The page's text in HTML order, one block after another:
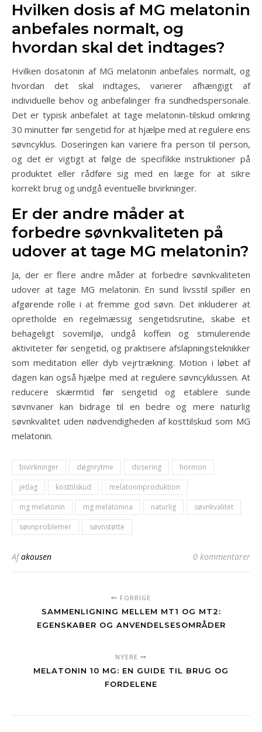
Hvilken dosis af MG melatonin
anbefales normalt, og
hvordan skal det indtages?
Hvilken dosatonin af MG melatonin anbefales normalt, og
hvordan det skal indtages, varierer afhængigt af
individuelle behov og anbefalinger fra sundhedspersonale.
Det er typisk anbefalet at tage melatonin-tilskud omkring
30 minutter før sengetid for at hjælpe med at regulere ens
søvncyklus. Doseringen kan variere fra person til person,
og det er vigtigt at følge de specifikke instruktioner på
produktet eller rådføre sig med en læge for at sikre
korrekt brug og undgå eventuelle bivirkninger.
Er der andre måder at
forbedre søvnkvaliteten på
udover at tage MG melatonin?
Ja, der er flere andre måder at forbedre søvnkvaliteten
udover at tage MG melatonin. En sund livsstil spiller en
afgørende rolle i at fremme god søvn. Det inkluderer at
opretholde en regelmæssig sengetidsrutine, skabe et
behageligt sovemiljø, undgå koffein og stimulerende
aktiviteter før sengetid, og praktisere afslapningsteknikker
som meditation eller dyb vejrtrækning. Motion i løbet af
dagen kan også hjælpe med at regulere søvncyklussen. At
reducere skærmtid før sengetid og etablere sunde
søvnvaner kan bidrage til en bedre og mere naturlig
søvnkvalitet uden nødvendigheden af kosttilskud som MG
melatonin.
bivirkninger døgnrytme dosering
hormon
jetlag
kosttilskud
melatoninproduktion
mg melatonin
mg melatonina naturlig
søvnkvalitet
søvnproblemer
søvnstøtte
Afakousen 0 kommentarer
FORRIGE
SAMMENLIGNING MELLEM MT1 OG MT2:
EGENSKABER OG ANVENDELSESOMRÅDER
NYERE
MELATONIN 10 MG: EN GUIDE TIL BRUG OG
FORDELENE